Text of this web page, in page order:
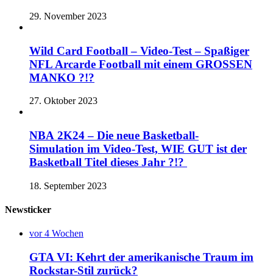
29. November 2023
Wild Card Football – Video-Test – Spaßiger
NFL Arcarde Football mit einem GROSSEN
MANKO ?!?
27. Oktober 2023
NBA 2K24 – Die neue Basketball-
Simulation im Video-Test, WIE GUT ist der
Basketball Titel dieses Jahr ?!?
18. September 2023
Newsticker
vor 4 Wochen
GTA VI: Kehrt der amerikanische Traum im
Rockstar-Stil zurück?